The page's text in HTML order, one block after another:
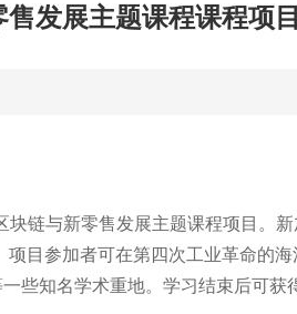
发展主题课程课程项
链与新零售发展主题课程项目。
目参加者可在第四次工业革命的
些知名学术重地。学习结束后可获